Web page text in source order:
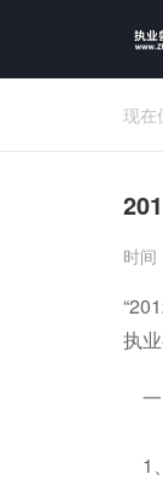
现在
时间
执
一
1